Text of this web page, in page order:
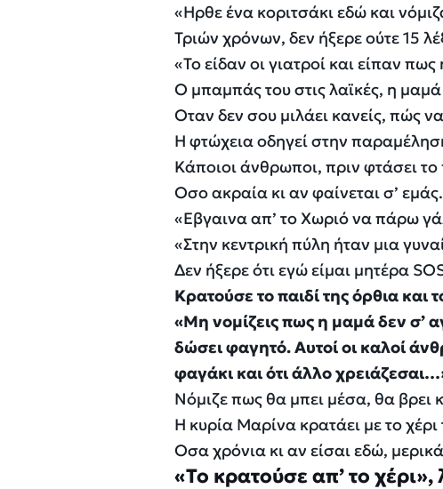
«Ηρθε ένα κοριτσάκι εδώ και
Τριών χρόνων, δεν ήξερε ούτε 15
«Το είδαν οι γιατροί και είπαν
Ο μπαμπάς του στις λαϊκές, η μαμά
Οταν δεν σου μιλάει κανείς, πώς
Η φτώχεια οδηγεί στην
Κάποιοι άνθρωποι, πριν φτάσει το
Οσο ακραία κι αν φαίνεται σ’ εμάς.
«Εβγαινα απ’ το Χωριό να πάρω
«Στην κεντρική πύλη ήταν μια
Δεν ήξερε ότι εγώ είμαι μητέρα
Κρατούσε το παιδί της όρθια και
«Μη νομίζεις πως η μαμά δεν σ’
δώσει φαγητό. Αυτοί οι καλοί
φαγάκι και ότι άλλο
Νόμιζε πως θα μπει μέσα, θα βρει
Η κυρία Μαρίνα κρατάει με το
Οσα χρόνια κι αν είσαι εδώ,
«Το κρατούσε απ’ το